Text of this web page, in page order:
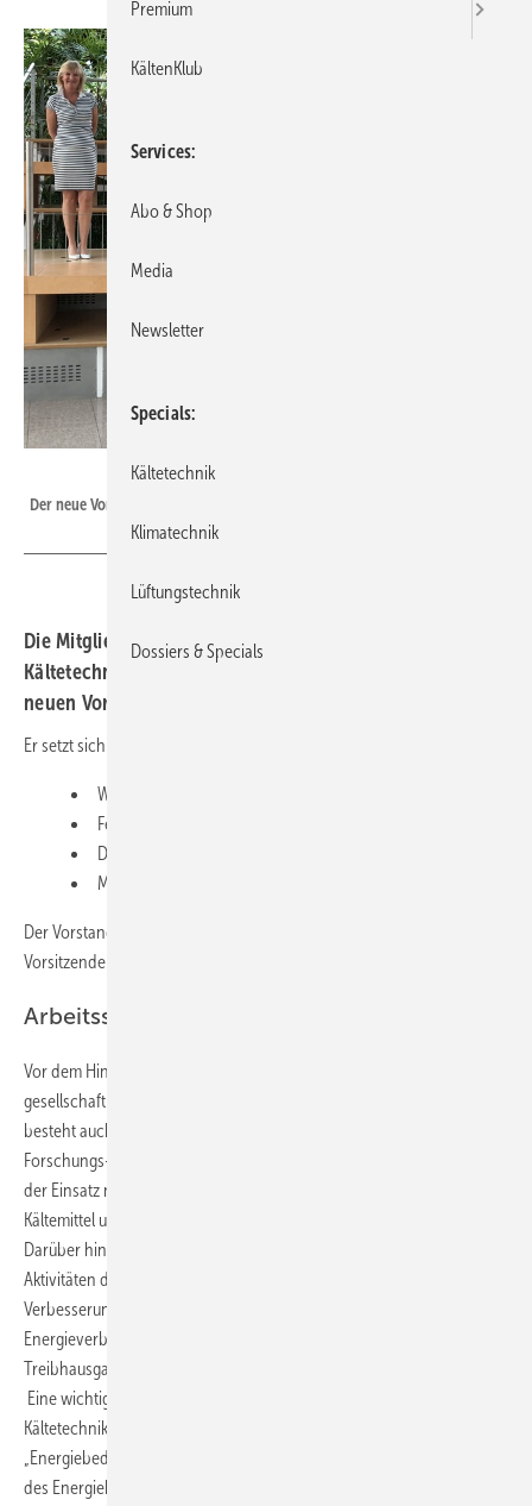
Der neue Vorstand des Forschungsrats Kältetechnik e.V. (FKT).
Die Mitgliederversammlung des Forschungsrats
Kältetechnik e.V. hat am 31. Juli 2020 in Lindau den
neuen Vorstand für die nächsten beiden Jahre gewählt.
Er setzt sich aus den folgenden Persönlichkeiten zusammen:
Wolfgang Bock, Fuchs Schmierstoffe GmbH
Felix Flohr, Daikin Chemical Europe GmbH
Dr. Alfred Erhard, Güntner GmbH & Co. KG
Monika Witt, Th. Witt Kältemaschinenfabrik GmbH
Der Vorstand hat aus seiner Mitte heraus Wolfgang Bock zu seinem
Vorsitzenden und Monika Witt zu dessen Stellvertreterin gewählt.
Arbeitsschwerpunkte
Vor dem Hintergrund der Energiewende, einer der großen
gesellschaftlichen Herausforderungen der nächsten Jahrzehnte,
besteht auch in der Kälte- und Wärmepumpentechnik ein hoher
Forschungs- und Entwicklungsbedarf. Neue Technologien und damit
der Einsatz neuer und insbesondere „weitgehend klimaneutraler“
Kältemittel und Betriebsstoffe ist gefragt.
Darüber hinaus sieht der neu gewählte Vorstand für die kommenden
Aktivitäten des Forschungsrats insbesondere Themen wie die
Verbesserung der Energieeffizienz, die Reduktion des spezifischen
Energieverbrauchs sowie die Reduzierung der
Treibhausgasemissionen.
Eine wichtige Grundlage wurde mit der vom Forschungsrat
Kältetechnik in Auftrag gegebenen und fachlich begleiteten Studie
„Energiebedarf für Kältetechnik in Deutschland - Eine Abschätzung
des Energiebedarfs von Kältetechnik in Deutschland nach
Premium
KältenKlub
Services
Abo & Shop
Media
Newsletter
Specials
Kältetechnik
Klimatechnik
Lüftungstechnik
Dossiers & Specials